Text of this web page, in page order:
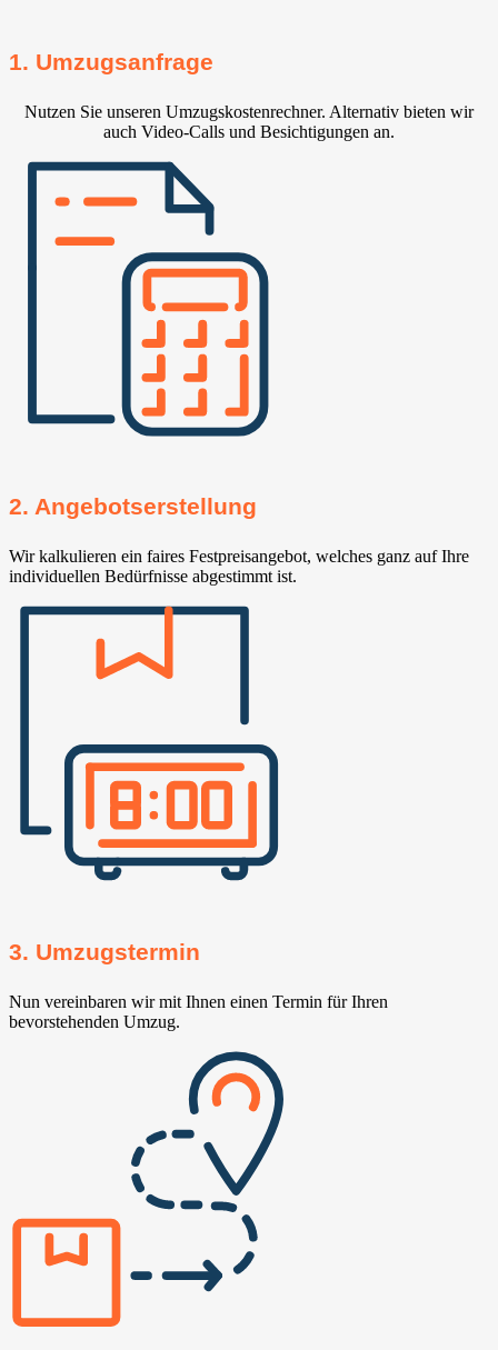
1. Umzugsanfrage
Nutzen Sie unseren Umzugskostenrechner. Alternativ bieten wir
auch Video-Calls und Besichtigungen an.
2. Angebotserstellung
Wir kalkulieren ein faires Festpreisangebot, welches ganz auf Ihre
individuellen Bedürfnisse abgestimmt ist.
3. Umzugstermin
Nun vereinbaren wir mit Ihnen einen Termin für Ihren
bevorstehenden Umzug.